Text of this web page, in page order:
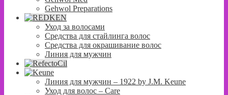
Gehwol Preparations
Уход за волосами
Средства для стайлинга волос
Средства для окрашивание волос
Линия для мужчин
Линия для мужчин – 1922 by J.M. Keune
Уход для волос – Сare